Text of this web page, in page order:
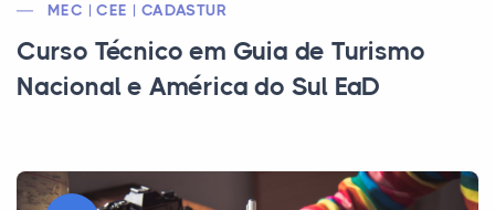
MEC | CEE | CADASTUR
Curso Técnico em Guia de Turismo
Nacional e América do Sul EaD